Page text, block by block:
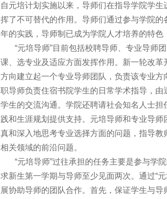
自元培计划实施以来，导师们在指导学院学
挥了不可替代的作用。导师们通过参与学院
年的实践，导师制已成为学院人才培养的特色
“元培导师”目前包括校聘导师、专业导师
课、选专业及适应方面发挥作用。新一轮改
方向建立起一个专业导师团队，负责该专业
职导师负责住宿书院学生的日常学术指导，
学生的交流沟通。学院还聘请社会知名人士
践和生涯规划提供支持。元培导师和专业导
真和深入地思考专业选择方面的问题，指导
相关领域的前沿问题。
“元培导师”过往承担的任务主要是参与学
求新生第一学期与导师至少见面两次。通过“
展协助导师的团队合作。首先，保证学生与